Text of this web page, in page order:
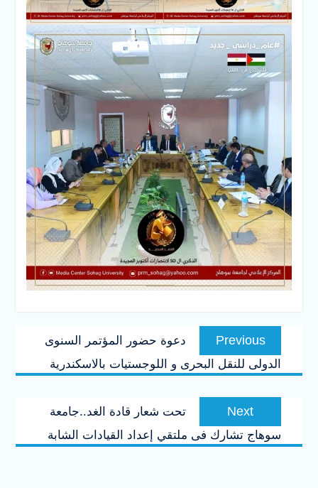
تصفّح
المقالاتPrevious
post:
دعوة حضور المؤتمر السنوى
الدولى للنقل البحرى و اللوجستيات بالاسكندرية
Next
post:
تحت شعار قادة الغد..جامعة
سوهاج تشارك فى ملتقي إعداد القيادات الشابة